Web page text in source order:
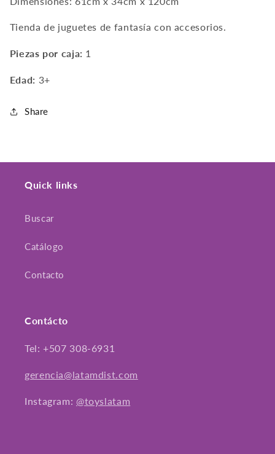
Tienda de juguetes de fantasía con accesorios.
Piezas por caja: 1
Edad: 3+
Share
Quick links
Buscar
Catálogo
Contacto
Contácto
Tel: +507 308-6931
gerencia@latamdist.com
Instagram: @toyslatam